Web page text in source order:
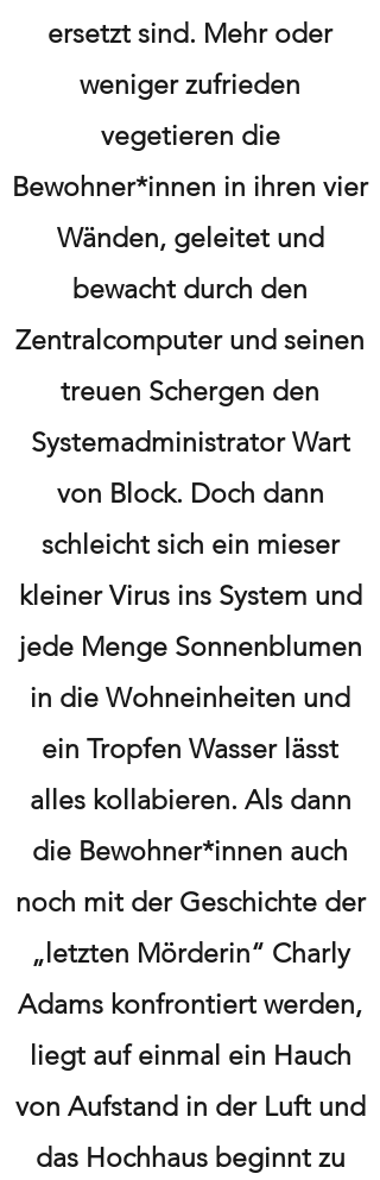
ersetzt sind. Mehr oder
weniger zufrieden
vegetieren die
Bewohner*innen in ihren vier
Wänden, geleitet und
bewacht durch den
Zentralcomputer und seinen
treuen Schergen den
Systemadministrator Wart
von Block. Doch dann
schleicht sich ein mieser
kleiner Virus ins System und
jede Menge Sonnenblumen
in die Wohneinheiten und
ein Tropfen Wasser lässt
alles kollabieren. Als dann
die Bewohner*innen auch
noch mit der Geschichte der
„letzten Mörderin“ Charly
Adams konfrontiert werden,
liegt auf einmal ein Hauch
von Aufstand in der Luft und
das Hochhaus beginnt zu